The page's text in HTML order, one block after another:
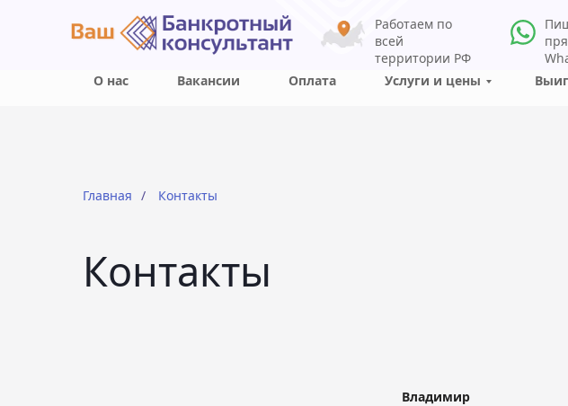
Работаем по
всей
территории РФ
О нас
Вакансии Оплата Услуги и цены
Главная / Контакты
Контакты
Владимир